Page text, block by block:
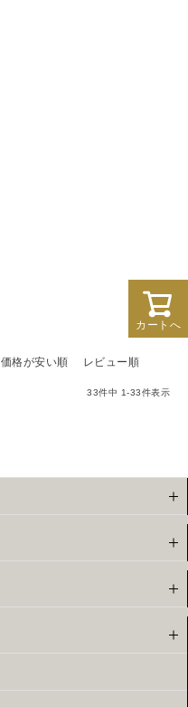
価格が安い順 レビュー順
33件中 1-33件表示
カートへ